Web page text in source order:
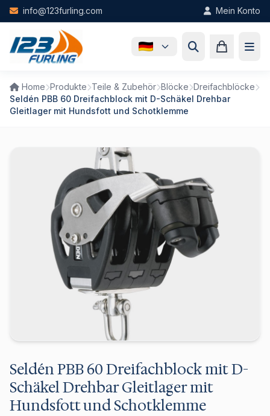
Skip to main content
info@123furling.com Mein Konto
Home Produkte Teile & Zubehör Blöcke Dreifachblöcke
Seldén PBB 60 Dreifachblock mit D-Schäkel Drehbar
Gleitlager mit Hundsfott und Schotklemme
Seldén PBB 60 Dreifachblock mit D-
Schäkel Drehbar Gleitlager mit
Hundsfott und Schotklemme